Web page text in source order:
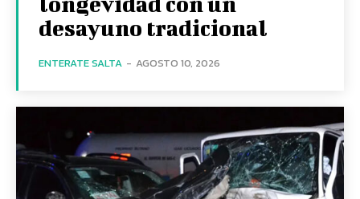
desayuno tradicional
ENTERATE SALTA - AGOSTO 10, 2026